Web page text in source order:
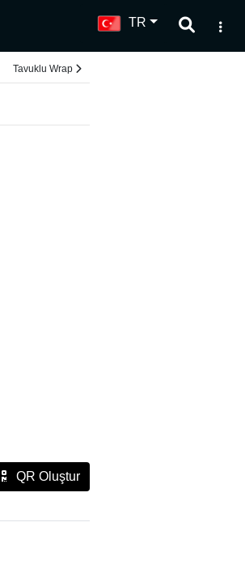
TR
Tavuklu Wrap
QR Oluştur